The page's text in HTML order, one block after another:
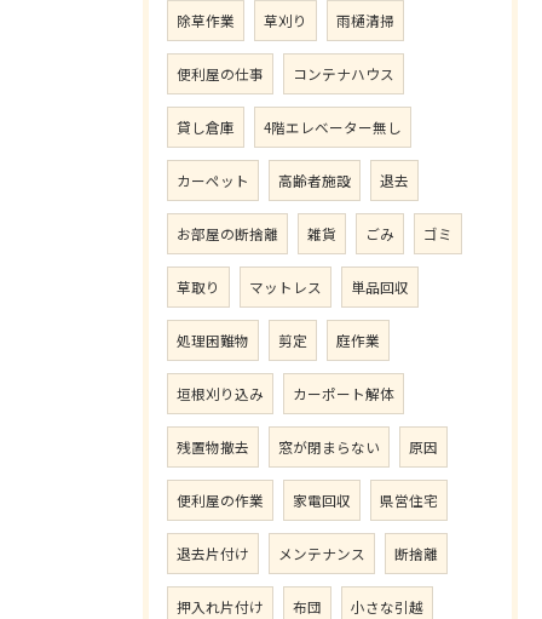
除草作業 草刈り 雨樋清掃
便利屋の仕事 コンテナハウス
貸し倉庫 4階エレベーター無し
カーペット 高齢者施設 退去
お部屋の断捨離 雑貨 ごみ ゴミ
草取り マットレス 単品回収
処理困難物 剪定 庭作業
垣根刈り込み カーポート解体
残置物撤去 窓が閉まらない 原因
便利屋の作業 家電回収 県営住宅
退去片付け メンテナンス 断捨離
押入れ片付け 布団 小さな引越